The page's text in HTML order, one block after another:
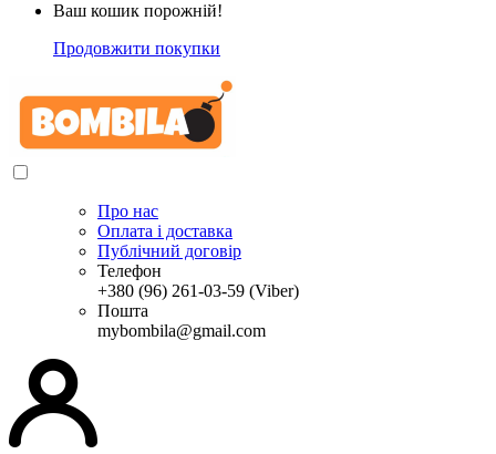
Ваш кошик порожній!
Продовжити покупки
Про нас
Оплата і доставка
Публічний договір
Телефон
+380 (96) 261-03-59 (Viber)
Пошта
mybombila@gmail.com